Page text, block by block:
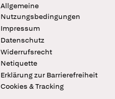
Allgemeine
Nutzungsbedingungen
Impressum
Datenschutz
Widerrufsrecht
Netiquette
Erklärung zur Barrierefreiheit
Cookies & Tracking